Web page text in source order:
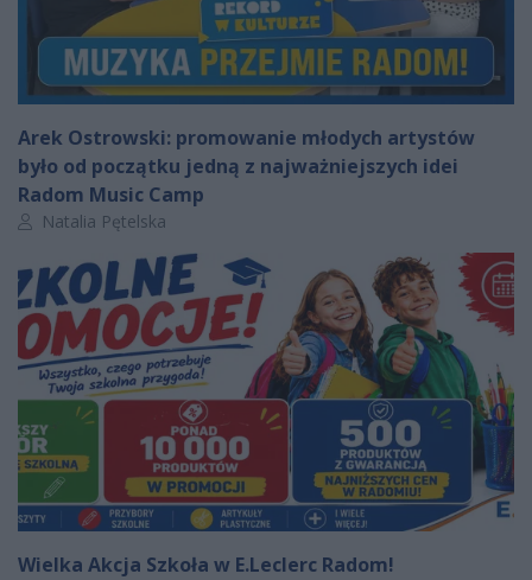
Arek Ostrowski: promowanie młodych artystów
było od początku jedną z najważniejszych idei
Radom Music Camp
Autor artykułu:
Natalia Pętelska
Wielka Akcja Szkoła w E.Leclerc Radom!